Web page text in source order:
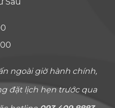
ngoài giờ hành chính,
đặt lịch hẹn trước qua